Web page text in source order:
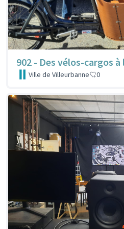
902 - Des vélos-cargos
Ville de Villeurbanne 0